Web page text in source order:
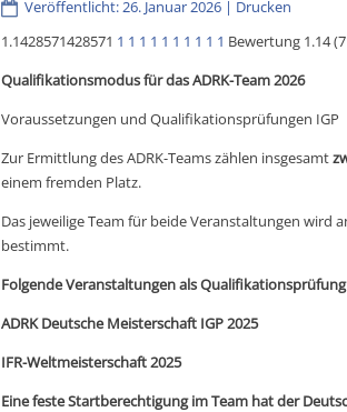
Veröffentlicht: 26. Januar 2026 | Drucken
1.1428571428571 1 1 1 1 1 1 1 1 1 1 Bewertung 1.14
Qualifikationsmodus für das ADRK-Team 2026
Voraussetzungen und Qualifikationsprüfungen IGP
Zur Ermittlung des ADRK-Teams zählen insgesamt
einem fremden Platz.
Das jeweilige Team für beide Veranstaltungen wird
bestimmt.
Folgende Veranstaltungen als
ADRK Deutsche Meisterschaft IGP 2025
IFR-Weltmeisterschaft 2025
Eine feste Startberechtigung im Team hat der